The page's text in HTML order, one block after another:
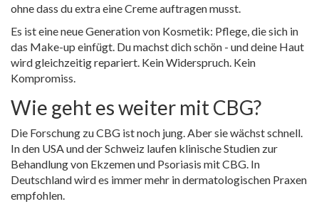
ohne dass du extra eine Creme auftragen musst.
Es ist eine neue Generation von Kosmetik: Pflege, die sich in
das Make-up einfügt. Du machst dich schön - und deine Haut
wird gleichzeitig repariert. Kein Widerspruch. Kein
Kompromiss.
Wie geht es weiter mit CBG?
Die Forschung zu CBG ist noch jung. Aber sie wächst schnell.
In den USA und der Schweiz laufen klinische Studien zur
Behandlung von Ekzemen und Psoriasis mit CBG. In
Deutschland wird es immer mehr in dermatologischen Praxen
empfohlen.